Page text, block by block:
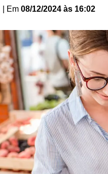
| Em 08/12/2024 às 16:02